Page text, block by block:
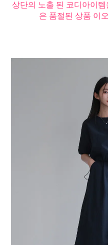
상단의 노출 된 코디아이
은 품절된 상품 이